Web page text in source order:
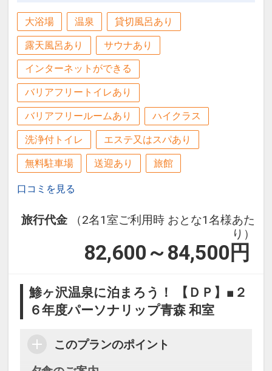
大浴場 温泉 貸切風呂あり
露天風呂あり サウナあり
インターネットができる
バリアフリートイレあり
バリアフリールームあり ハイクラス
洗浄付トイレ エステ又はスパあり
無料駐車場 送迎あり 旅館
口コミを見る
旅行代金
（2名1室ご利用時 おとな1名様あた
り）
82,600～84,500 円
鯵ヶ沢温泉に泊まろう！ 【ＤＰ】■２
６年度パーソナリップ青森 和室
このプランのポイント